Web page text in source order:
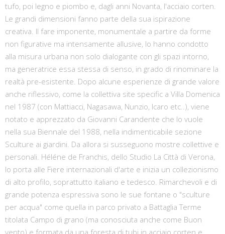
tufo, poi legno e piombo e, dagli anni Novanta, l'acciaio corten.
Le grandi dimensioni fanno parte della sua ispirazione
creativa. Il fare imponente, monumentale a partire da forme
non figurative ma intensamente allusive, lo hanno condotto
alla misura urbana non solo dialogante con gli spazi intorno,
ma generatrice essa stessa di senso, in grado di rinominare la
realtà pre-esistente. Dopo alcune esperienze di grande valore
anche riflessivo, come la collettiva site specific a Villa Domenica
nel 1987 (con Mattiacci, Nagasawa, Nunzio, Icaro etc..), viene
notato e apprezzato da Giovanni Carandente che lo vuole
nella sua Biennale del 1988, nella indimenticabile sezione
Sculture ai giardini. Da allora si susseguono mostre collettive e
personali. Héléne de Franchis, dello Studio La Città di Verona,
lo porta alle Fiere internazionali d'arte e inizia un collezionismo
di alto profilo, soprattutto italiano e tedesco. Rimarchevoli e di
grande potenza espressiva sono le sue fontane o "sculture
per acqua" come quella in parco privato a Battaglia Terme
titolata Campo di grano (ma conosciuta anche come Buon
vento) e formata da una foresta di tubi in acciaio corten e